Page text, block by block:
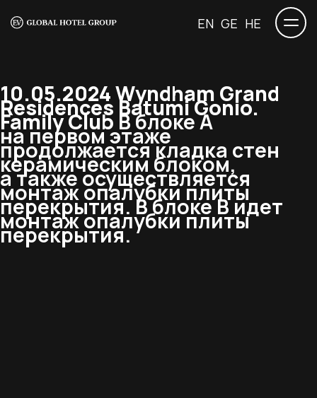
EN GE HE
10.05.2024 Wyndham Grand
Residences Batumi Gonio.
Family Club В блоке А
на первом этаже
продолжается кладка стен
керамическим блоком,
а также осуществляется
монтаж опалубки плиты
перекрытия. В блоке B идет
монтаж опалубки плиты
перекрытия.